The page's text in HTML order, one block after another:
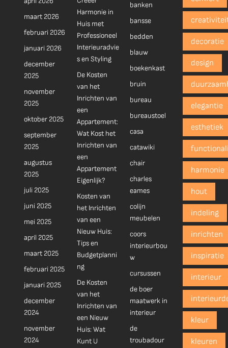
maart 2026
februari 2026
januari 2026
december
2025
november
2025
oktober 2025
september
2025
augustus
2025
juli 2025
juni 2025
mei 2025
april 2025
maart 2025
februari 2025
januari 2025
december
2024
november
2024
Harmonie in
Huis met
Professioneel
Interieuradvie
s en Styling
De Kosten
van het
Inrichten van
een
Appartement:
Wat Kost het
Inrichten van
een
Appartement
Eigenlijk?
Kosten van
het Inrichten
van een
Nieuw Huis:
Tips en
Budgetplanni
ng
De Kosten
van het
Inrichten van
een Nieuw
Huis: Wat
Kunt U
banken
bansse
bedden
blauw
boekenkast
bruin
bureau
bureaustoel
casa
catawiki
chair
charles
eames
colijn
meubelen
coors
interieurbou
w
cursussen
de boer
maatwerk in
interieur
de
troubadour
decoratie
design
elegantie
esthetiek
harmonie
hout
indeling
inrichten
inspiratie
interieur
kleur
kleuren